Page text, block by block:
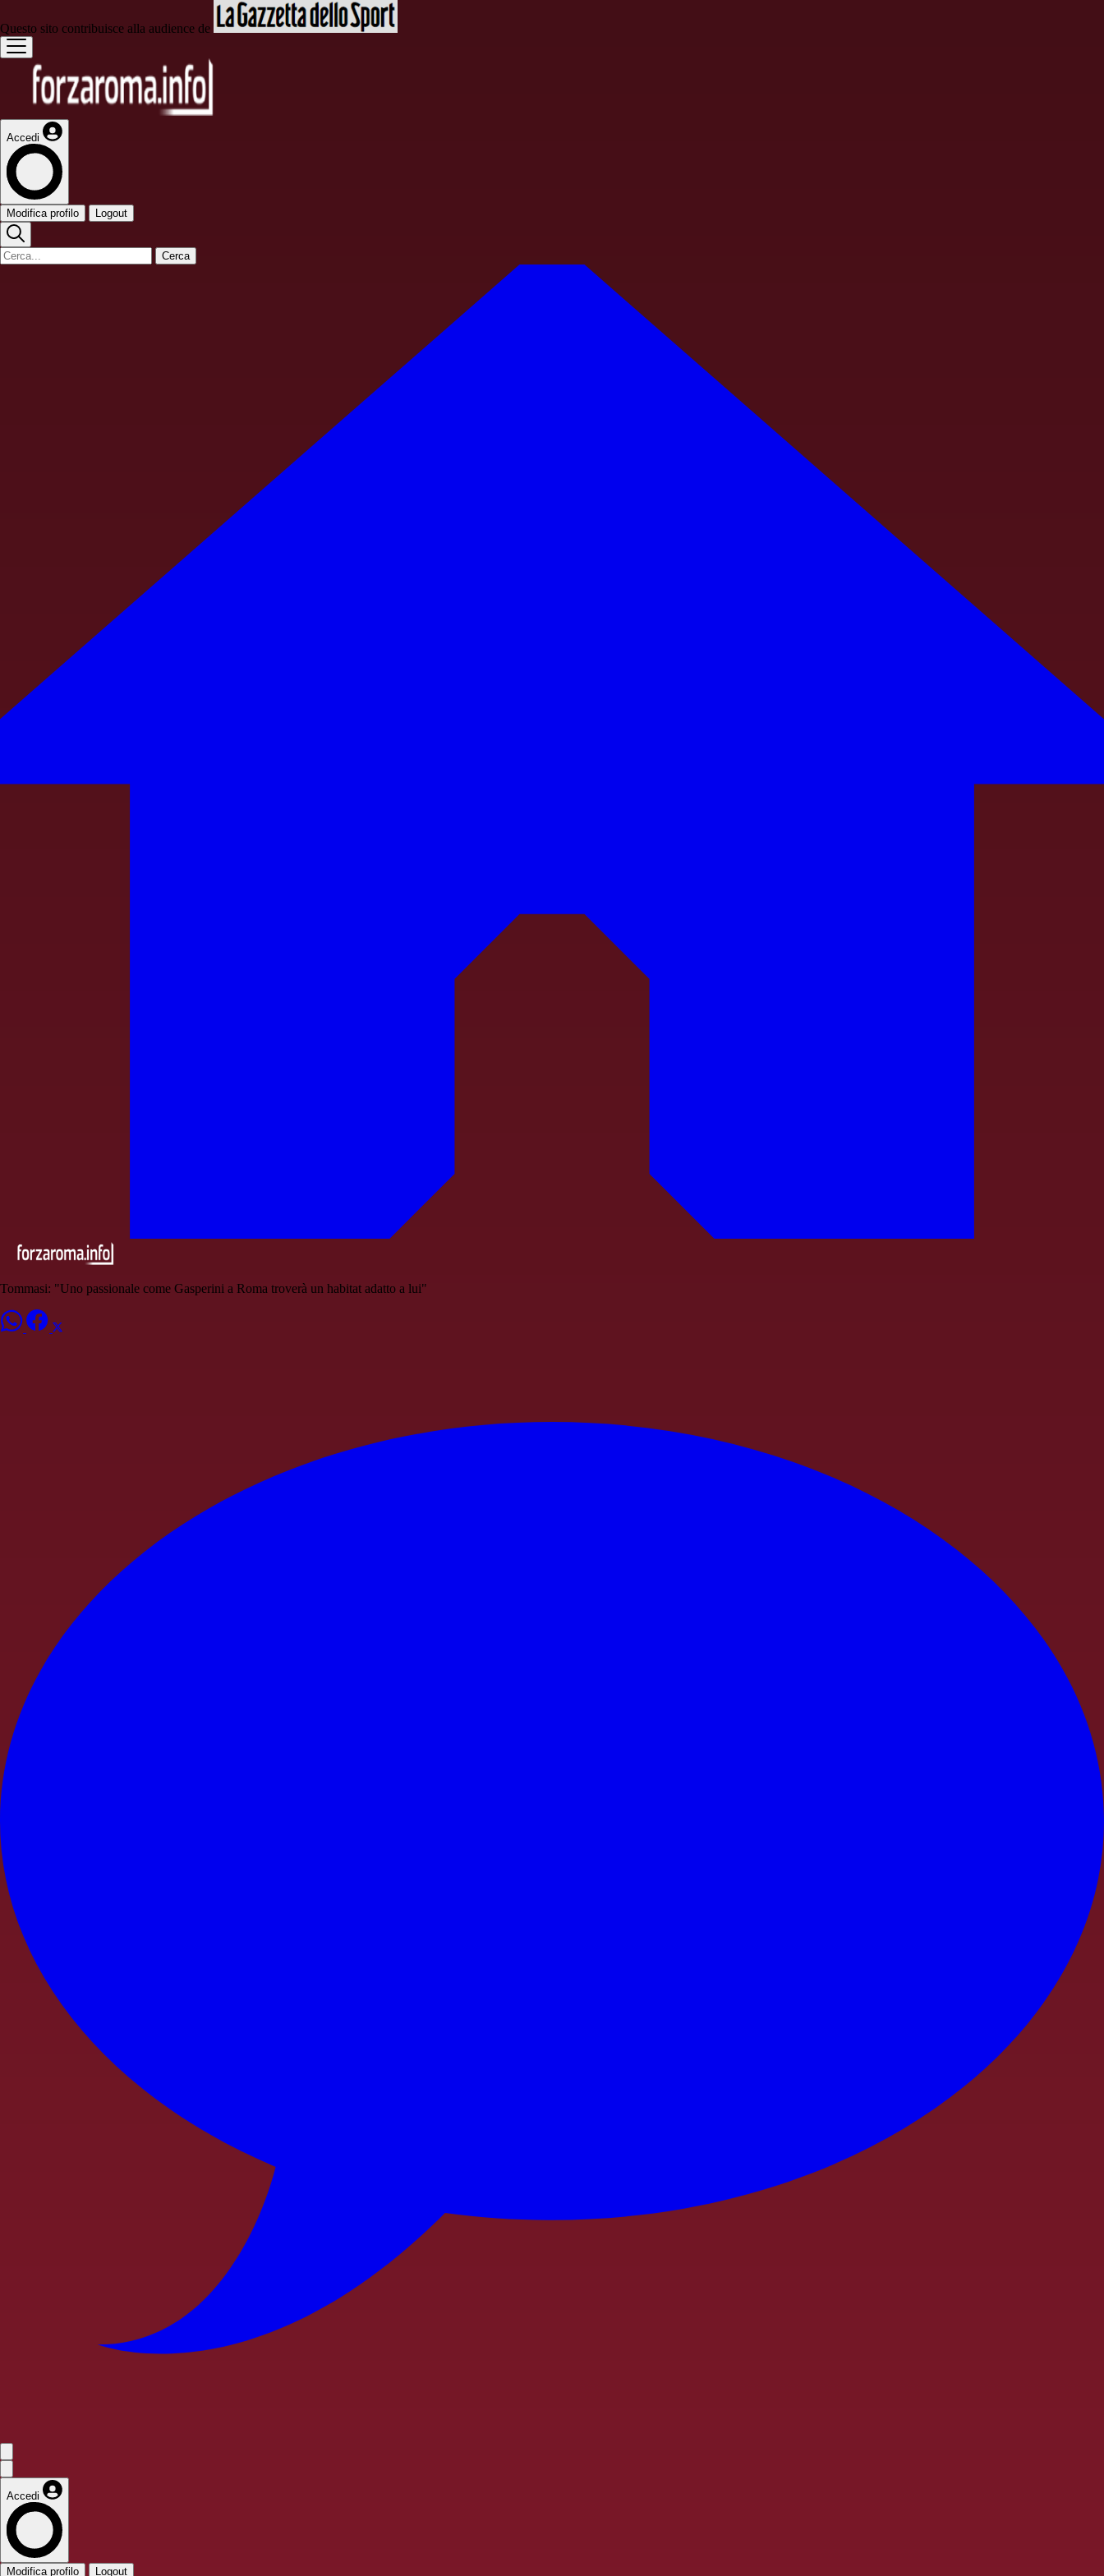
Questo sito contribuisce alla audience de
Accedi
Modifica profilo Logout
Cerca
Tommasi: "Uno passionale come Gasperini a Roma troverà un habitat adatto a lui"
Accedi
Modifica profilo Logout